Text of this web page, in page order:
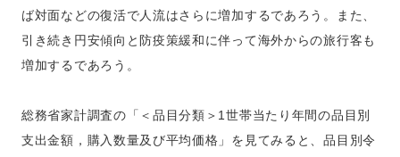
ば対面などの復活で人流はさらに増加するであろう。また、
引き続き円安傾向と防疫策緩和に伴って海外からの旅行客も
増加するであろう。
総務省家計調査の「＜品目分類＞1世帯当たり年間の品目別
支出金額，購入数量及び平均価格」を見てみると、品目別令